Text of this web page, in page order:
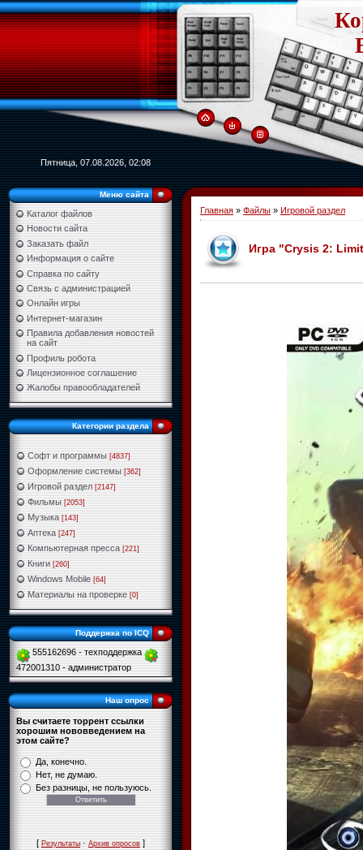
Пятница, 07.08.2026, 02:08
Меню сайта
Каталог файлов
Новости сайта
Заказать файл
Информация о сайте
Справка по сайту
Связь с администрацией
Онлайн игры
Интернет-магазин
Правила добавления новостей
на сайт
Профиль робота
Лицензионное соглашение
Жалобы правообладателей
Категории раздела
Софт и программы [4837]
Оформление системы [362]
Игровой раздел [2147]
Фильмы [2053]
Музыка [143]
Аптека [247]
Компьютерная пресса [221]
Книги [260]
Windows Mobile [64]
Материалы на проверке [0]
Поддержка по ICQ
555162696 - техподдержка
472001310 - администратор
Наш опрос
Вы считаете торрент ссылки
хорошим нововведением на
этом сайте?
Да, конечно.
Нет, не думаю.
Без разницы, не пользуюсь.
[Результаты·Архив опросов]
Главная » Файлы » Игровой раздел
Игра "Crysis 2: